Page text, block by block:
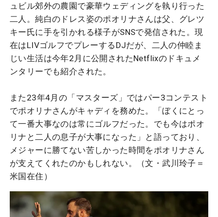
ュビル郊外の農園で豪華ウェディングを執り行った
二人。純白のドレス姿のポオリナさんは父、グレツ
キー氏に手を引かれる様子がSNSで発信された。現
在はLIVゴルフでプレーするDJだが、二人の仲睦ま
じい生活は今年2月に公開されたNetflixのドキュメ
ンタリーでも紹介された。
また23年4月の「マスターズ」ではパー3コンテスト
でポオリナさんがキャディを務めた。「ぼくにとっ
て一番大事なのは常にゴルフだった。でも今はポオ
リナと二人の息子が大事になった」と語っており、
メジャーに勝てない苦しかった時間をポオリナさん
が支えてくれたのかもしれない。（文・武川玲子＝
米国在住）